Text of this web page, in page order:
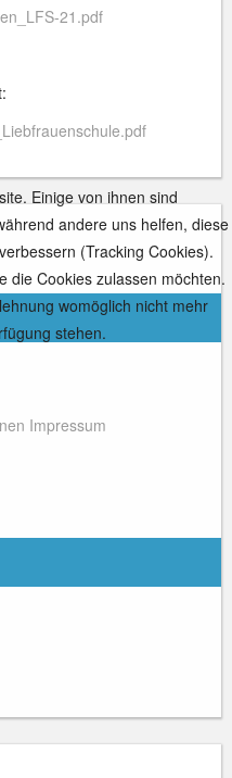
21.pdf
Einige von ihnen sind
andere uns helfen, diese
(Tracking Cookies).
die Cookies zulassen möchten.
womöglich nicht mehr
stehen.
Impressum